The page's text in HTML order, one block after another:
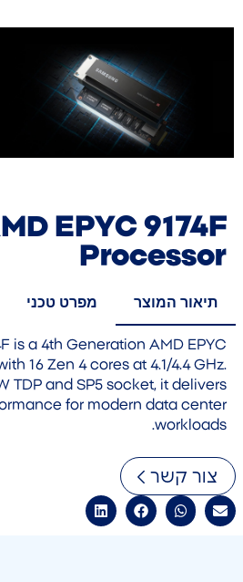
EPYC 9174F
Processor
תיאור המוצר מפרט טכני
is a 4th Generation AMD EPYC
16 Zen 4 cores at 4.1/4.4 GHz.
TDP and SP5 socket, it delivers
for modern data center
workloads.
צור קשר